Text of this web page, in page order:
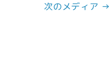
次のメディア →